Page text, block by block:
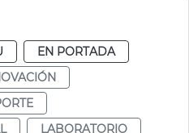
EN PORTADA
LABORATORIO